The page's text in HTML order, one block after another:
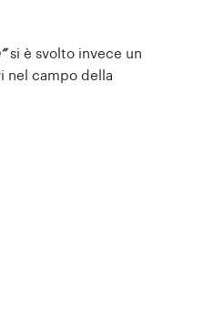
si è svolto invece un
nel campo della